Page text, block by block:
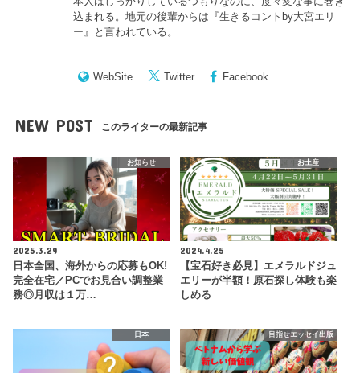
込まれる。地元の後輩からは『生きるコントby大宮エリ
ー 』と言われている。
WebSite Twitter Facebook
NEW POST このライターの最新記事
お知らせ
2025.3.29
日本全国、海外からの応募もOK!
完全在宅／PCでお見合い調整業
務◎月収は１万…
お土産
2024.4.25
【宝石好き必見】エメラルドジュ
エリーが半額！原石探し体験も楽
しめる
日本 目指せエッセイ出版